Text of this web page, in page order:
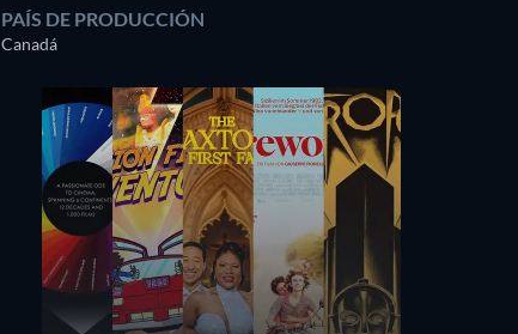
PAÍS DE PRODUCCIÓN
Canadá